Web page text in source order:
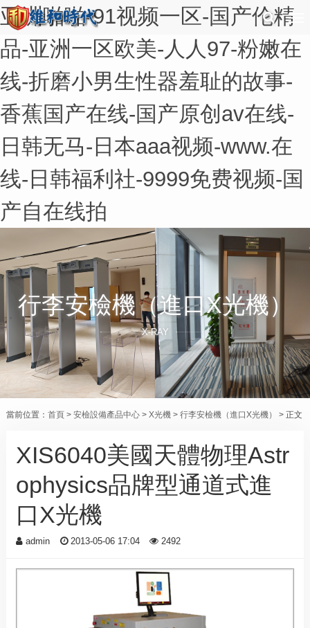
亚洲啪啪-91视频一区-国产伦精
品-亚洲一区欧美-人人97-粉嫩在
线-折磨小男生性器羞耻的故事-
香蕉国产在线-国产原创av在线-
日韩无马-日本aaa视频-www.在
线-日韩福利社-9999免费视频-国
产自在线拍
行李安檢機（進口X光機）
X-RAY
當前位置： 首頁> 安檢設備產品中心> X光機> 行李安檢機（進口X光機） > 正文
XIS6040美國天體物理Astr
ophysics品牌型通道式進
口X光機
admin 2013-05-06 17:04 2492